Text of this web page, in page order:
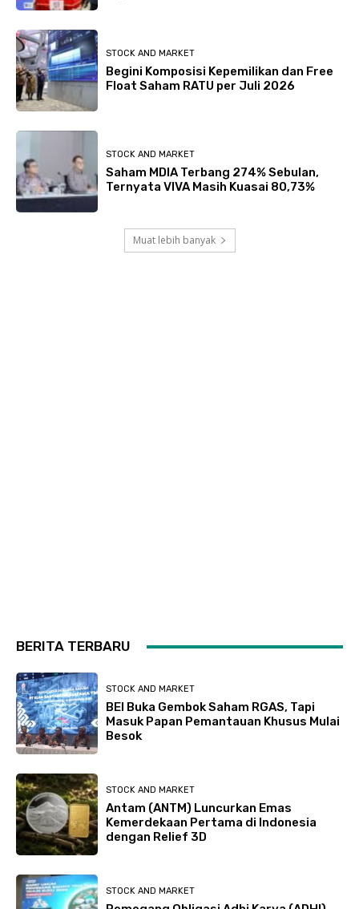
STOCK AND MARKET
Begini Komposisi Kepemilikan dan Free
Float Saham RATU per Juli 2026
STOCK AND MARKET
Saham MDIA Terbang 274% Sebulan,
Ternyata VIVA Masih Kuasai 80,73%
Muat lebih banyak
BERITA TERBARU
STOCK AND MARKET
BEI Buka Gembok Saham RGAS, Tapi
Masuk Papan Pemantauan Khusus Mulai
Besok
STOCK AND MARKET
Antam (ANTM) Luncurkan Emas
Kemerdekaan Pertama di Indonesia
dengan Relief 3D
STOCK AND MARKET